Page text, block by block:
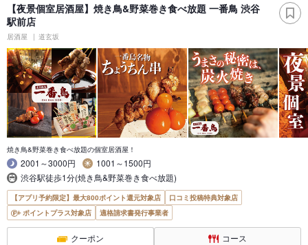
【夜景個室居酒屋】焼き鳥&野菜巻き食べ放題 一番鳥 渋谷
駅前店
居酒屋 道玄坂
焼き鳥&野菜巻き食べ放題の個室居酒屋！
2001～3000円
1001～1500円
渋谷駅徒歩1分(焼き鳥&野菜巻き食べ放題)
【アプリ予約限定】最大800ポイント還元対象店
口コミ投稿特典対象店
ポイントプラス対象店
適格請求書発行事業者
クーポン コース